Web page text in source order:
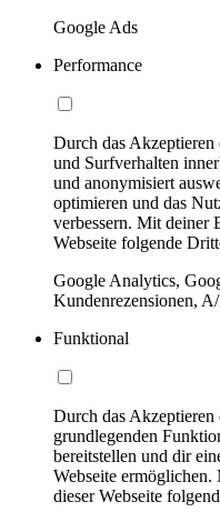
Google Ads
Performance
Durch das
und Surfverhalten
und anonymisiert
optimieren und das
verbessern. Mit deiner
Webseite folgende
Google Analytics,
Kundenrezensionen,
Funktional
Durch das
grundlegenden
bereitstellen und dir
Webseite
dieser Webseite